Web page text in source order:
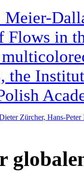
Meier-
Flows in
the
Zürcher, Hans-